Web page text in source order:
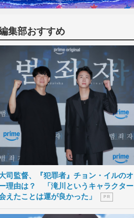
集部おすすめ
司監督、『犯罪者』チョン・イルのオ
理由は？ 「滝川というキャラクター
えたことは運が良かった」
P R